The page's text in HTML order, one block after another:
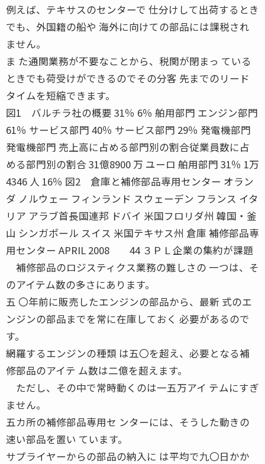
例えば、テキサスのセンターで 仕分けして出荷するとき
でも、外国籍の船や 海外に向けての部品には課税され
ません。
ま た通関業務が不要なことから、税関が閉まっ ている
ときでも荷受けができるのでその分客 先までのリード
タイムを短縮できます。
図1 バルチラ社の概要 31％ 6％ 舶用部門 エンジン部門
61％ サービス部門 40％ サービス部門 29％ 発電機部門
発電機部門 売上高に占める部門別の割合従業員数に占
める部門別の割合 31億8900 万 ユーロ 舶用部門 31％ 1万
4346 人 16％ 図2 倉庫と補修部品専用センター オラン
ダ ノルウェー フィンランド スウェーデン フランス イタ
リア アラブ首長国連邦 ドバイ 米国フロリダ州 韓国・釜
山 シンガポール スイス 米国テキサス州 倉庫 補修部品専
用センター APRIL 2008 44 ３ＰＬ企業の集約が課題
補修部品のロジスティクス業務の難しさの 一つは、そ
のアイテム数の多さにあります。
五 〇年前に販売したエンジンの部品から、最新 式のエ
ンジンの部品までを常に在庫しておく 必要があるので
す。
網羅するエンジンの種類 は五〇を超え、必要となる補
修部品のアイテ ム数は二億を超えます。
ただし、その中で常時動くのは一五万アイ テムにすぎ
ません。
五カ所の補修部品専用セ ンターには、そうした動きの
速い部品を置い ています。
サプライヤーからの部品の納入に は平均で九〇日かか